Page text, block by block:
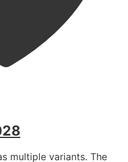
multiple variants. The